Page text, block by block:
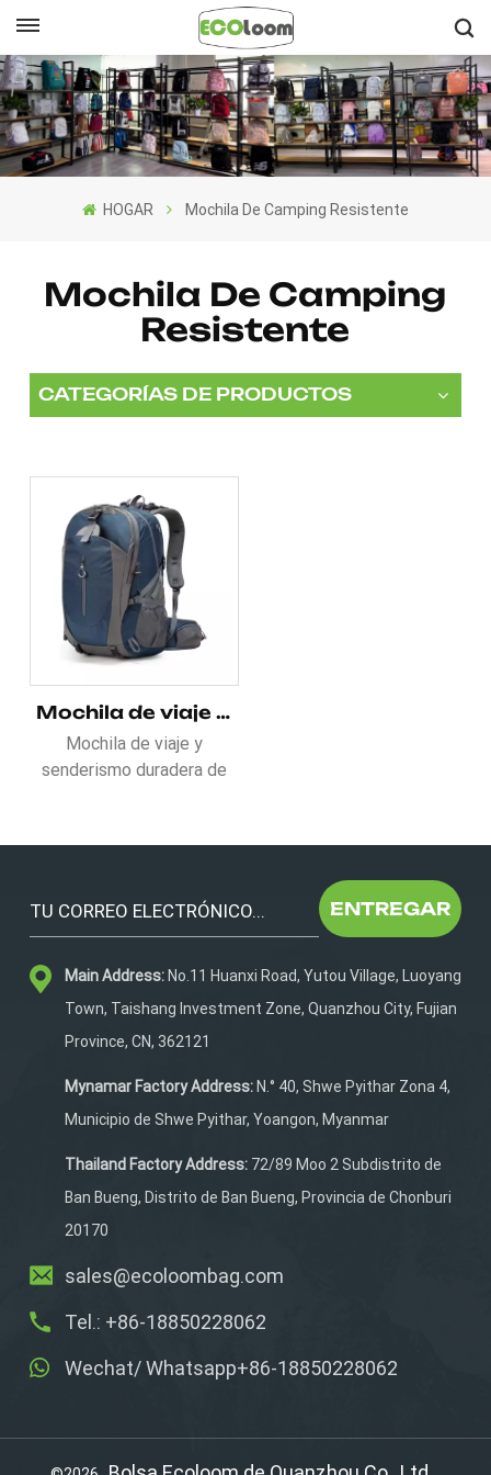
English
Français
Español
HOGAR Mochila De Camping Resistente
Mochila De Camping
Resistente
CATEGORÍAS DE PRODUCTOS
Mochila de viaje y senderismo duradera de 1000D
Mochila de viaje y
senderismo duradera de
días! **Diseñada para
supervivencia al aire libre,
y personalización.
Antiabrasión,
impermeable, con un cojín
correas de hombro
engrosadas y conector
mayor comodidad. Más de
100 compradores
inspecciona
garantizar la máxima
colores y logotipos:
ENTREGAR
Main Address:No.11 Huanxi Road, Yutou Village, Luoyang
Town, Taishang Investment Zone, Quanzhou City, Fujian
Province, CN, 362121
Mynamar Factory Address:N.° 40, Shwe Pyithar Zona 4,
Municipio de Shwe Pyithar, Yoangon, Myanmar
Thailand Factory Address:72/89 Moo 2 Subdistrito de
Ban Bueng, Distrito de Ban Bueng, Provincia de Chonburi
20170
sales@ecoloombag.com
Tel.: +86-18850228062
Wechat/ Whatsapp+86-18850228062